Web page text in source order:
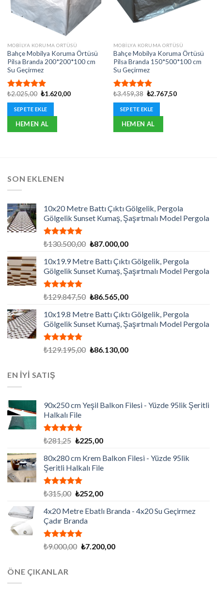
MOBILYA KORUMA ORTÜSÜ
Bahçe Mobilya Koruma Örtüsü
Pilsa Branda 200*200*100 cm
Su Geçirmez
5 üzerinden
5.00oy
aldı
₺2.025,00 Orijinal
₺2.025,00.
₺1.620,00Şu
SEPETE EKLE
HEMEN AL
MOBILYA KORUMA ORTÜSÜ
Bahçe Mobilya Koruma Örtüsü
Pilsa Branda 150*500*100 cm
Su Geçirmez
5 üzerinden
5.00oy
aldı
₺3.459,38 Orijinal
₺3.459,38.
₺2.767,50Şu
SEPETE EKLE
HEMEN AL
SON EKLENEN
10x20 Metre Battı Çıktı Gölgelik, Pergola
Gölgelik Sunset Kumaş, Şaşırtmalı Model Pergola
5 üzerinden
aldı
₺130.500,00 Orijinal
₺130.500,00.
₺87.000,00Şu
fiyat:
₺87.000,00.
10x19.9 Metre Battı Çıktı Gölgelik, Pergola
Gölgelik Sunset Kumaş, Şaşırtmalı Model Pergola
5 üzerinden
aldı
₺129.847,50 Orijinal
₺129.847,50.
₺86.565,00Şu
fiyat:
₺86.565,00.
10x19.8 Metre Battı Çıktı Gölgelik, Pergola
Gölgelik Sunset Kumaş, Şaşırtmalı Model Pergola
5 üzerinden
₺129.195,00 Orijinal
₺86.130,00Şu
EN İYİ SATIŞ
90x250 cm Yeşil Balkon Filesi - Yüzde 95lik Şeritli
Halkalı File
5 üzerinden
oy
aldı
₺281,25 Orijinal
₺281,25.
₺225,00Şu
fiyat:
₺225,00.
80x280 cm Krem Balkon Filesi - Yüzde 95lik
Şeritli Halkalı File
5 üzerinden
oy
aldı
₺315,00 Orijinal
₺315,00.
₺252,00Şu
fiyat:
4x20 Metre Ebatlı Branda - 4x20 Su Geçirmez
Çadır Branda
5 üzerinden
oy
₺9.000,00 Orijinal
₺7.200,00Şu
ÖNE ÇIKANLAR